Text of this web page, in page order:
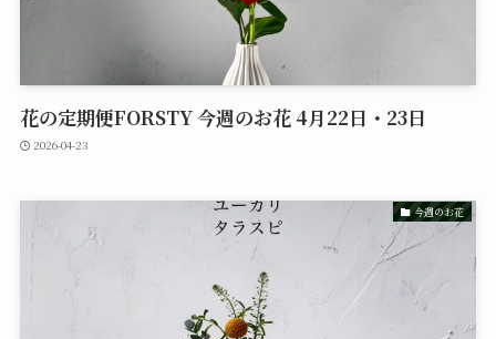
花の定期便FORSTY 今週のお花 4月22日・23日
2026-04-23
今週のお花